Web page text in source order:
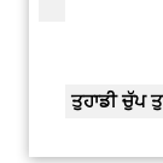
ਤੁਹਾਡੀ ਚੁੱਪ